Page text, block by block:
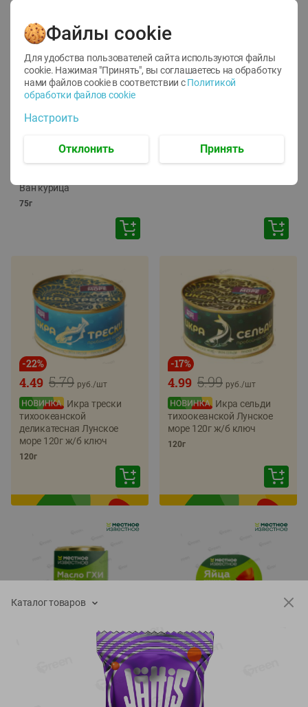
12
1.05 руб./
руб./шт
Корм влаж. для кош. с
Ван курица
75г
ТОФУ Vegetus ТВЕРДЫЙ
-22%
5.79
4.49 руб./шт
Икра трески
тихоокеанской
деликатесная Лунское
море 120г ж/б ключ
120г
-17%
5.99
4.99 руб./шт
Икра сельди
тихоокеанской Лунское
море 120г ж/б ключ
120г
руб./шт
Масло Топленое ГХИ
Местное Известное 99%
6.89
5.99
Яйца перепелиные
копченые Молодецкие
Местное известное 20 шт
упак Солигорска п/ф
Каталог товаров
Файлы cookie
Для удобства пользователей сайта используются файлы
cookie. Нажимая "Принять", вы соглашаетесь на обработку
нами файлов cookie в соответствии с Политикой
обработки файлов cookie
Настроить
Отклонить Принять